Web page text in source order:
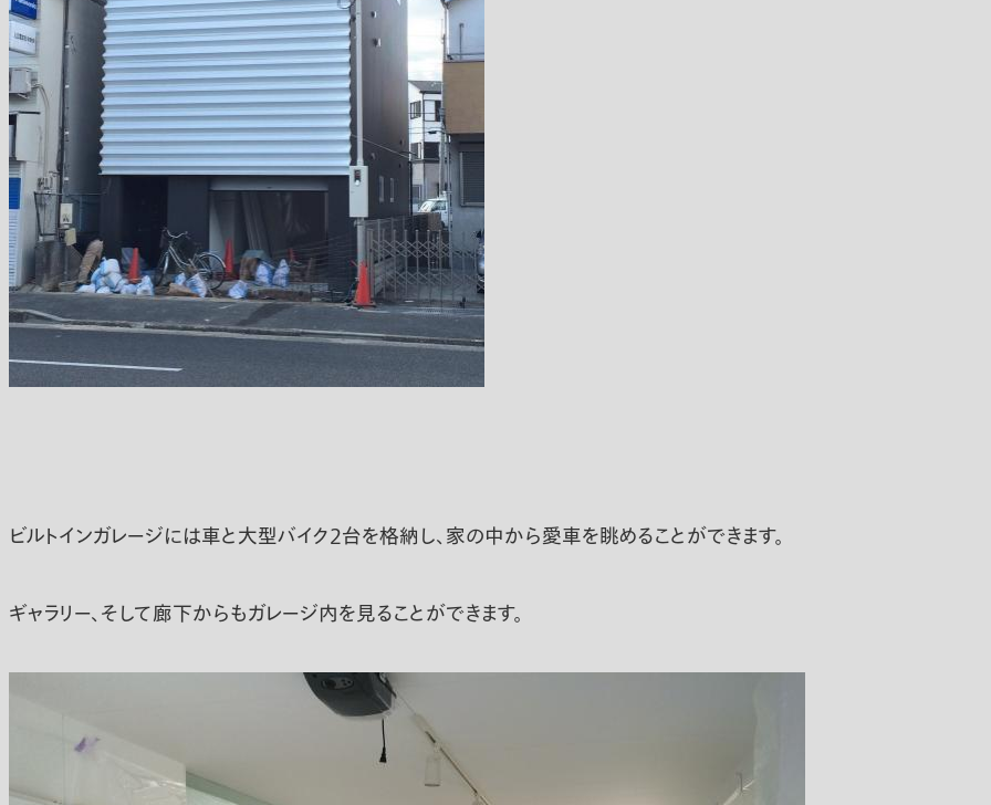
ビルトインガレージには車と大型バイク2台を格納し、家の中から愛車を眺めることができます。
ギャラリー、そして廊下からもガレージ内を見ることができます。